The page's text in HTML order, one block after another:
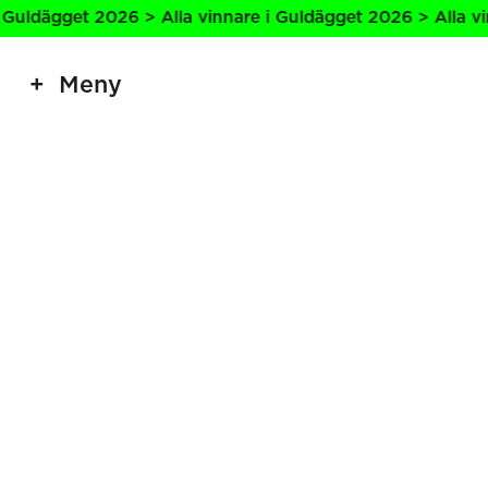
2026 > Alla vinnare i Guldägget 2026 > Alla
Meny